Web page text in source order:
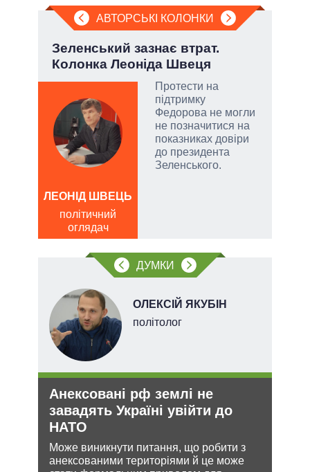
АВТОРСЬКІ КОЛОНКИ
Зеленський зазнає втрат.
Колонка Леоніда Швеця
Протести на
підтримку
Федорова не могли
не позначитися на
показниках довіри
до президента
Зеленського.
ЛЕОНІД ШВЕЦЬ
політичний
оглядач
ДУМКИ
ОЛЕКСІЙ ЯКУБІН
політолог
Анексовані рф землі не
завадять Україні увійти до
НАТО
Може виникнути питання, що робити з
анексованими територіями й це може